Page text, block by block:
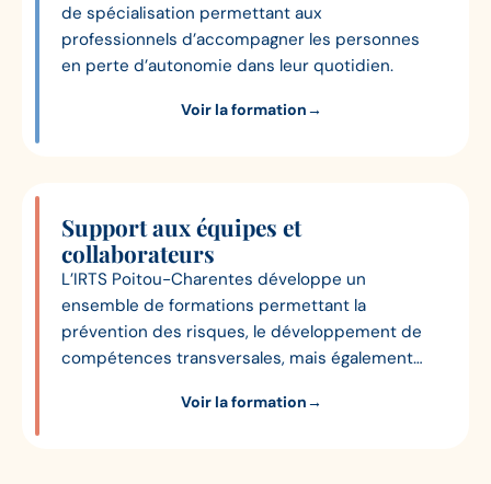
de spécialisation permettant aux
professionnels d’accompagner les personnes
en perte d’autonomie dans leur quotidien.
Voir la formation→
Support aux équipes et
collaborateurs
L’IRTS Poitou-Charentes développe un
ensemble de formations permettant la
prévention des risques, le développement de
compétences transversales, mais également
professionnels du social et du médico-social.
Voir la formation→